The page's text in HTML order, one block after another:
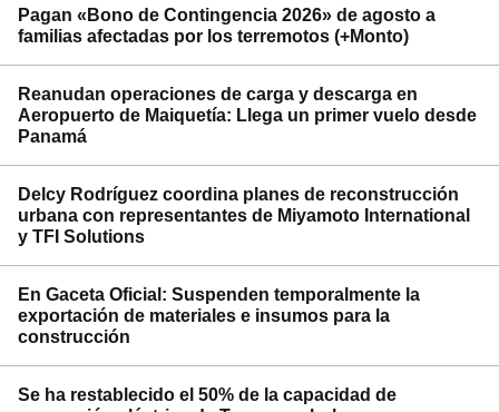
Pagan «Bono de Contingencia 2026» de agosto a
familias afectadas por los terremotos (+Monto)
Reanudan operaciones de carga y descarga en
Aeropuerto de Maiquetía: Llega un primer vuelo desde
Panamá
Delcy Rodríguez coordina planes de reconstrucción
urbana con representantes de Miyamoto International
y TFI Solutions
En Gaceta Oficial: Suspenden temporalmente la
exportación de materiales e insumos para la
construcción
Se ha restablecido el 50% de la capacidad de